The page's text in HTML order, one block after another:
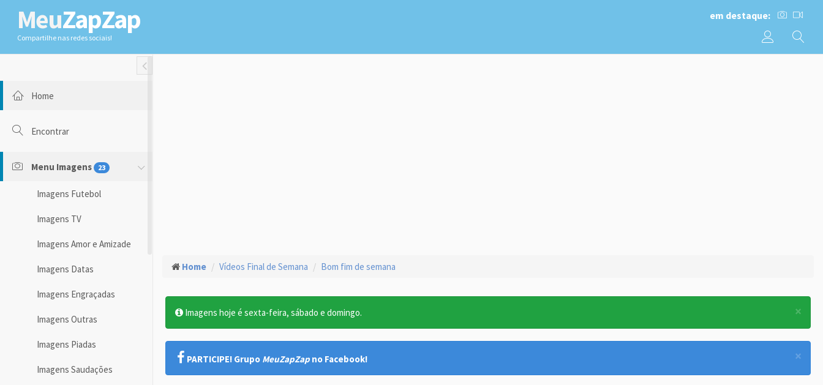
MeuZapZap
Compartilhe nas redes sociais!
em destaque:
Toggle Fullwidth
Home
Encontrar
Menu Imagens 23
Imagens Futebol
Imagens TV
Imagens Amor e Amizade
Imagens Datas
Imagens Engraçadas
Imagens Outras
Imagens Piadas
Imagens Saudações
Home Vídeos Final de Semana Bom fim de semana
×
Imagens hoje é sexta-feira, sábado e domingo.
×
PARTICIPE! Grupo MeuZapZap no Facebook!